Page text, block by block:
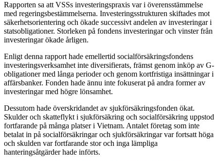
Rapporten sa att VSSs investeringspraxis var i överensstämmelse
med regeringsbestämmelserna. Investeringsstrukturen skiftades mot
säkerhetsorientering och ökade successivt andelen av investeringar i
statsobligationer. Storleken på fondens investeringar och vinster från
investeringar ökade årligen.
Enligt denna rapport hade emellertid socialförsäkringsfondens
investeringsverksamhet inte diversifierats, främst genom inköp av G-
obligationer med långa perioder och genom kortfristiga insättningar i
affärsbanker. Fonden hade ännu inte fokuserat på andra former av
investeringar med högre lönsamhet.
Dessutom hade överskridandet av sjukförsäkringsfonden ökat.
Skulder och skatteflykt i sjukförsäkring och socialförsäkring uppstod
fortfarande på många platser i Vietnam. Antalet företag som inte
betalat in på socialförsäkringar och sjukförsäkringar var fortsatt höga
och skulden var fortfarande stor och inga lämpliga
hanteringsåtgärder hade införts.